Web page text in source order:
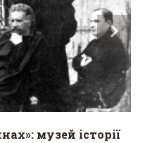
«Мученик з Карпат»: